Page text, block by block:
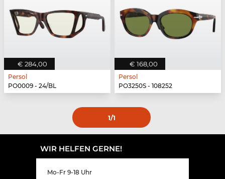
€ 284,00
Persol
PO0009 - 24/BL
€ 168,00
Persol
PO3250S - 108252
1/1
WIR HELFEN GERNE!
Mo-Fr 9-18 Uhr